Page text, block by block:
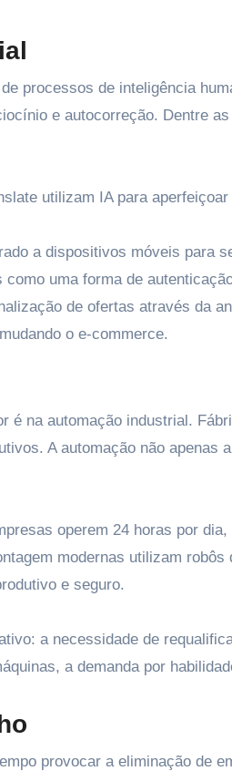
processos de inteligência
e autocorreção. Dentre
utilizam IA para
a dispositivos móveis para
uma forma de
de ofertas através da
o e-commerce.
é na automação industrial.
A automação não apenas
operem 24 horas por
modernas utilizam robôs
e seguro.
a necessidade de
a demanda por
provocar a eliminação de